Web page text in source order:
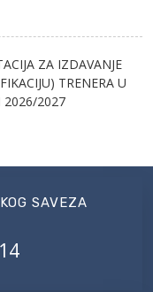
ZA IZDAVANJE
TRENERA U
2026/2027
SAVEZA